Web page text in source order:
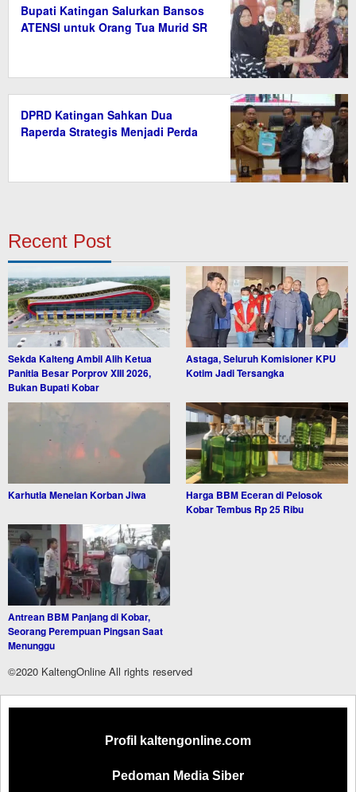
Bupati Katingan Salurkan Bansos
ATENSI untuk Orang Tua Murid SR
DPRD Katingan Sahkan Dua
Raperda Strategis Menjadi Perda
Recent Post
Sekda Kalteng Ambil Alih Ketua
Panitia Besar Porprov XIII 2026,
Bukan Bupati Kobar
Astaga, Seluruh Komisioner KPU
Kotim Jadi Tersangka
Karhutla Menelan Korban Jiwa
Harga BBM Eceran di Pelosok
Kobar Tembus Rp 25 Ribu
Antrean BBM Panjang di Kobar,
Seorang Perempuan Pingsan Saat
Menunggu
©2020 KaltengOnline All rights reserved
Profil kaltengonline.com
Pedoman Media Siber